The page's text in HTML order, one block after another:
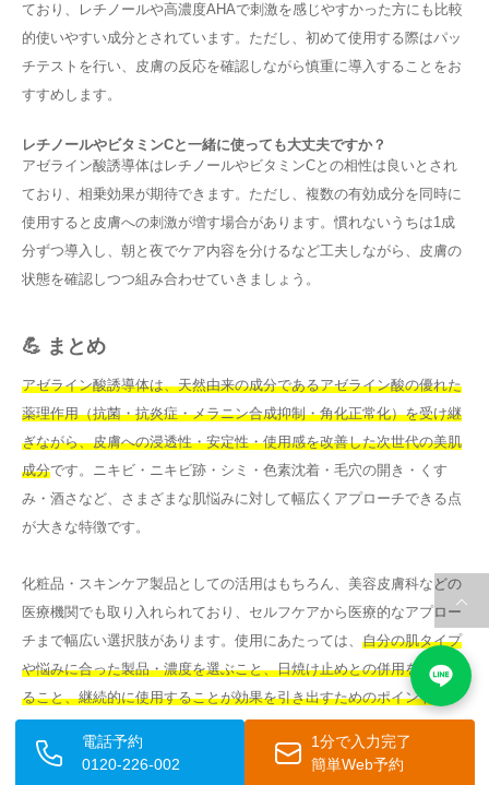
ており、レチノールや高濃度AHAで刺激を感じやすかった方にも比較
的使いやすい成分とされています。ただし、初めて使用する際はパッ
チテストを行い、皮膚の反応を確認しながら慎重に導入することをお
すすめします。
レチノールやビタミンCと一緒に使っても大丈夫ですか？
アゼライン酸誘導体はレチノールやビタミンCとの相性は良いとされ
ており、相乗効果が期待できます。ただし、複数の有効成分を同時に
使用すると皮膚への刺激が増す場合があります。慣れないうちは1成
分ずつ導入し、朝と夜でケア内容を分けるなど工夫しながら、皮膚の
状態を確認しつつ組み合わせていきましょう。
💪 まとめ
アゼライン酸誘導体は、天然由来の成分であるアゼライン酸の優れた
薬理作用（抗菌・抗炎症・メラニン合成抑制・角化正常化）を受け継
ぎながら、皮膚への浸透性・安定性・使用感を改善した次世代の美肌
成分です。ニキビ・ニキビ跡・シミ・色素沈着・毛穴の開き・くす
み・酒さなど、さまざまな肌悩みに対して幅広くアプローチできる点
が大きな特徴です。
化粧品・スキンケア製品としての活用はもちろん、美容皮膚科などの
医療機関でも取り入れられており、セルフケアから医療的なアプロー
チまで幅広い選択肢があります。使用にあたっては、 自分の肌タイプ
や悩みに合った製品・濃度を選ぶこと、日焼け止めとの併用を徹底す
ること、継続的に使用することが効果を引き出すためのポイント
電話予約
0120-226-002
1分で入力完了
簡単Web予約